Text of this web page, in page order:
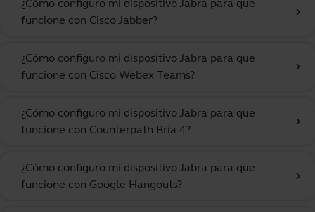
¿Cómo configuro mi dispositivo Jabra para que
funcione con Cisco Jabber?
chevron_right
¿Cómo configuro mi dispositivo Jabra para que
funcione con Cisco Webex Teams?
chevron_right
¿Cómo configuro mi dispositivo Jabra para que
funcione con Counterpath Bria 4?
chevron_right
¿Cómo configuro mi dispositivo Jabra para que
funcione con Google Hangouts?
chevron_right